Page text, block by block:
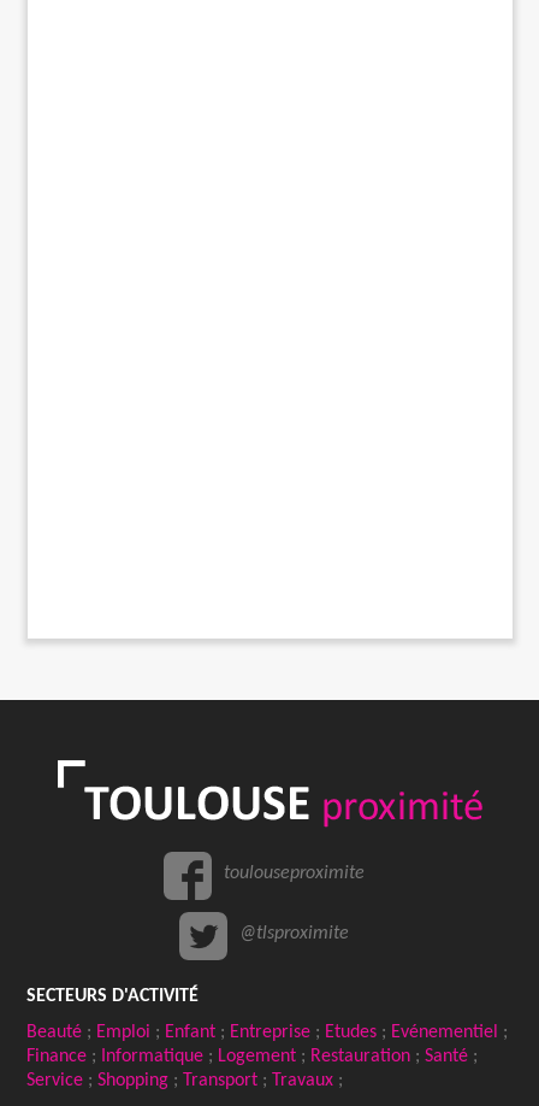
toulouseproximite
@tlsproximite
SECTEURS D'ACTIVITÉ
Beauté ; Emploi ; Enfant ; Entreprise ; Etudes ; Evénementiel ;
Finance ; Informatique ; Logement ; Restauration ; Santé ;
Service ; Shopping ; Transport ; Travaux ;